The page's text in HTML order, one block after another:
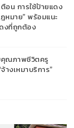
อน การใช้ป้ายแดง
หมาย” พร้อมแนะ
งที่ถูกต้อง
ณภาพชีวิตครู
างเหมาบริการ”